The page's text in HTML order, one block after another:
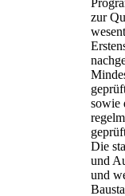
zur
sowie
Die
und
und